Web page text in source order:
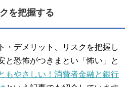
を把握する
・デメリット、リスクを把握し
と恐怖がつきまとい「怖い」と
もやさしい！消費者金融と銀行